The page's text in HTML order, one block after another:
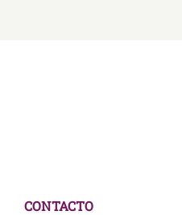
CONTACTO